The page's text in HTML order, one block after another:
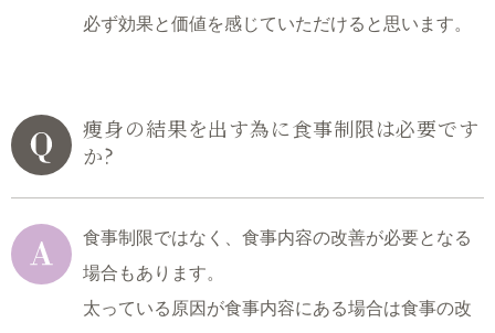
必ず効果と価値を感じていただけると思います。
痩身の結果を出す為に食事制限は必要です
か?
食事制限ではなく、食事内容の改善が必要となる
場合もあります。
太っている原因が食事内容にある場合は食事の改